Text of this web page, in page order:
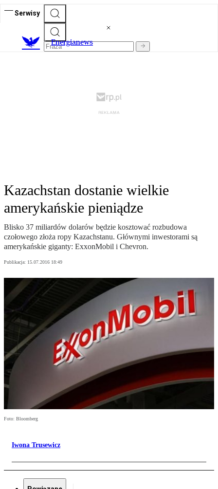
Serwisy
Energianews
Kazachstan dostanie wielkie
amerykańskie pieniądze
Blisko 37 miliardów dolarów będzie kosztować rozbudowa
czołowego złoża ropy Kazachstanu. Głównymi inwestorami są
amerykańskie giganty: ExxonMobil i Chevron.
Publikacja: 15.07.2016 18:49
Foto: Bloomberg
Iwona Trusewicz